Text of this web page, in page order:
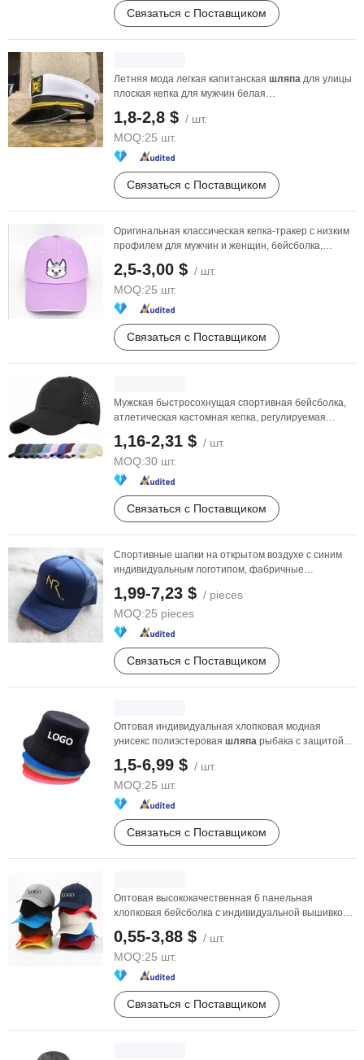
Связаться с Поставщиком
Летняя мода легкая капитанская шляпа для улицы
плоская кепка для мужчин белая
производительность ...
1,8-2,8 $ / шт.
MOQ:25 шт.
Связаться с Поставщиком
Оригинальная классическая кепка-тракер с низким
профилем для мужчин и женщин, бейсболка,
2,5-3,00 $ / шт.
MOQ:25 шт.
Связаться с Поставщиком
Мужская быстросохнущая спортивная бейсболка,
атлетическая кастомная кепка, регулируемая
1,16-2,31 $ / шт.
MOQ:30 шт.
Связаться с Поставщиком
Спортивные шапки на открытом воздухе с синим
индивидуальным логотипом, фабричные
поставщики, оптовая ...
1,99-7,23 $ / pieces
MOQ:25 pieces
Связаться с Поставщиком
Оптовая индивидуальная хлопковая модная
унисекс полиэстеровая шляпа рыбака с защитой
от солнца для ...
1,5-6,99 $ / шт.
MOQ:25 шт.
Связаться с Поставщиком
Оптовая высококачественная 6 панельная
хлопковая бейсболка с индивидуальной вышивкой
0,55-3,88 $ / шт.
MOQ:25 шт.
Связаться с Поставщиком